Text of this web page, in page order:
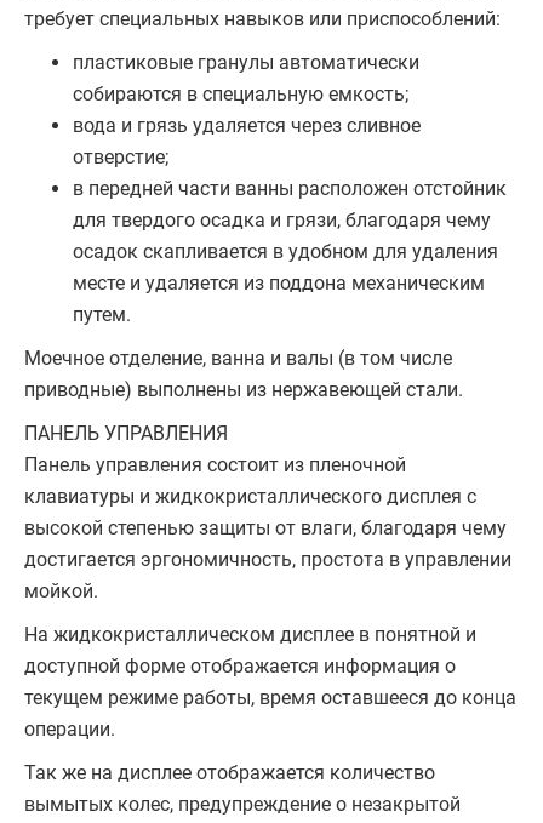
требует специальных навыков или приспособлений:
пластиковые гранулы автоматически
собираются в специальную емкость;
вода и грязь удаляется через сливное
отверстие;
в передней части ванны расположен отстойник
для твердого осадка и грязи, благодаря чему
осадок скапливается в удобном для удаления
месте и удаляется из поддона механическим
путем.
Моечное отделение, ванна и валы (в том числе
приводные) выполнены из нержавеющей стали.
ПАНЕЛЬ УПРАВЛЕНИЯ
Панель управления состоит из пленочной
клавиатуры и жидкокристаллического дисплея с
высокой степенью защиты от влаги, благодаря чему
достигается эргономичность, простота в управлении
мойкой.
На жидкокристаллическом дисплее в понятной и
доступной форме отображается информация о
текущем режиме работы, время оставшееся до конца
операции.
Так же на дисплее отображается количество
вымытых колес, предупреждение о незакрытой